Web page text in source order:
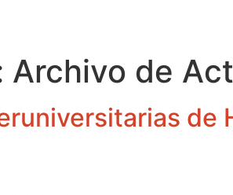
Archivo de
de